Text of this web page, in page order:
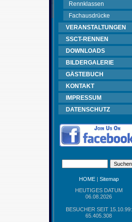
Rennklassen
Fachausdrücke
VERANSTALTUNGEN
SSCT-RENNEN
DOWNLOADS
BILDERGALERIE
GÄSTEBUCH
KONTAKT
IMPRESSUM
DATENSCHUTZ
HOME| Sitemap
HEUTIGES DATUM
06.08.2026
BESUCHER SEIT 15.10.99:
65.405.308